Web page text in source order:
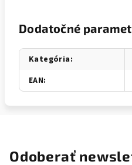
Dodatočné
Kategória:
EAN:
Odoberať